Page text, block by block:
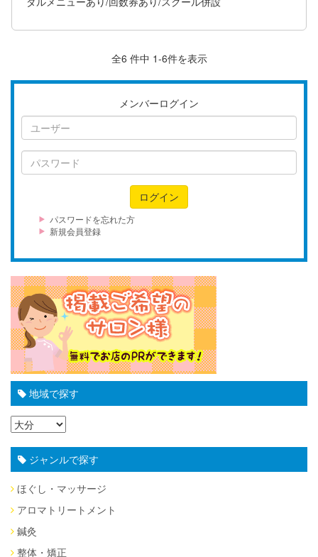
全6 件中 1-6件を表示
メンバーログイン
ザ
ワ
ー
ド
ログイン
パスワードを忘れた方
新規会員登録
地域で探す
ジャンルで探す
ほぐし・マッサージ
アロマトリートメント
鍼灸
整体・矯正